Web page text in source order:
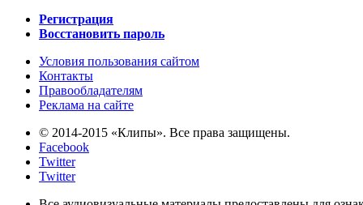
Регистрация
Восстановить пароль
Условия пользования сайтом
Контакты
Правообладателям
Реклама на сайте
© 2014-2015 «Клипы». Все права защищены.
Facebook
Twitter
Twitter